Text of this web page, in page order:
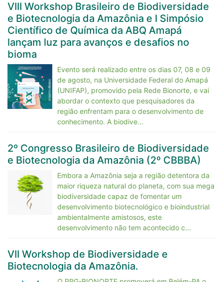
VIII Workshop Brasileiro de Biodiversidade
e Biotecnologia da Amazônia e I Simpósio
Científico de Química da ABQ Amapá
lançam luz para avanços e desafios no
bioma
Evento será realizado entre os dias 07, 08 e 09
de agosto, na Universidade Federal do Amapá
(UNIFAP), promovido pela Rede Bionorte, e vai
abordar o contexto que pesquisadores da
região enfrentam para o desenvolvimento de
conhecimento. A biodive...
2º Congresso Brasileiro de Biodiversidade
e Biotecnologia da Amazônia (2º CBBBA)
Embora a Amazônia seja a região detentora da
maior riqueza natural do planeta, com sua mega
biodiversidade capaz de fomentar um
desenvolvimento biotecnológico e bioindustrial
ambientalmente amistosos, este
desenvolvimento não tem acontecido c...
VII Workshop de Biodiversidade e
Biotecnologia da Amazônia.